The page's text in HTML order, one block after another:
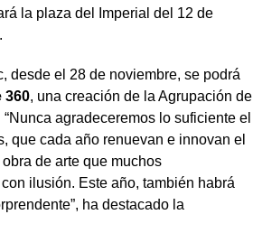
la plaza del Imperial del 12 de
desde el 28 de noviembre, se podrá
360, una creación de la Agrupación de
agradeceremos lo suficiente el
que cada año renuevan e innovan el
de arte que muchos
ilusión. Este año, también habrá
ha destacado la